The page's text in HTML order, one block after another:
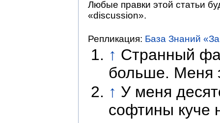
Любые правки этой статьи
«discussion».
Репликация: База Знаний
↑ Странный
больше. Меня
↑ У меня
софтины куче